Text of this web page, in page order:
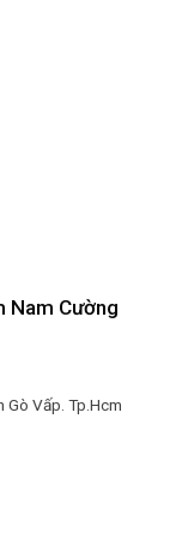
Nam Cường
Vấp. Tp.Hcm